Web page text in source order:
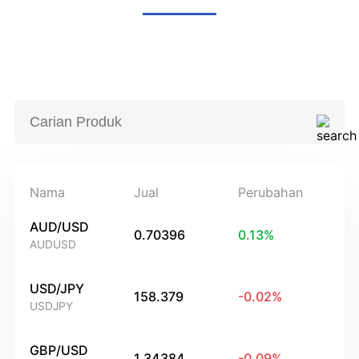
Nama Jual Perubahan
AUD/USD
AUDUSD
0.70396 0.13%
USD/JPY
USDJPY
158.379 -0.02%
GBP/USD